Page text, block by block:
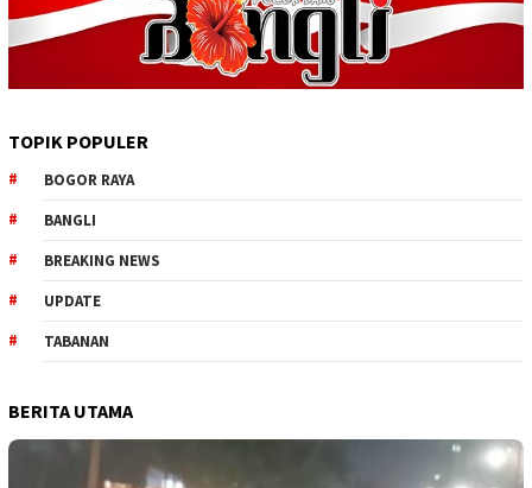
TOPIK POPULER
BOGOR RAYA
BANGLI
BREAKING NEWS
UPDATE
TABANAN
BERITA UTAMA